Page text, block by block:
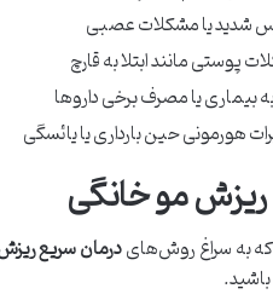
شدید یا مشکلات عصبی
پوستی مانند ابتلا به قارچ
به بیماری یا مصرف برخی داروها
هورمونی حین بارداری یا یائسگی
مو خانگی
به سراغ روش‌هایدرمان سریع